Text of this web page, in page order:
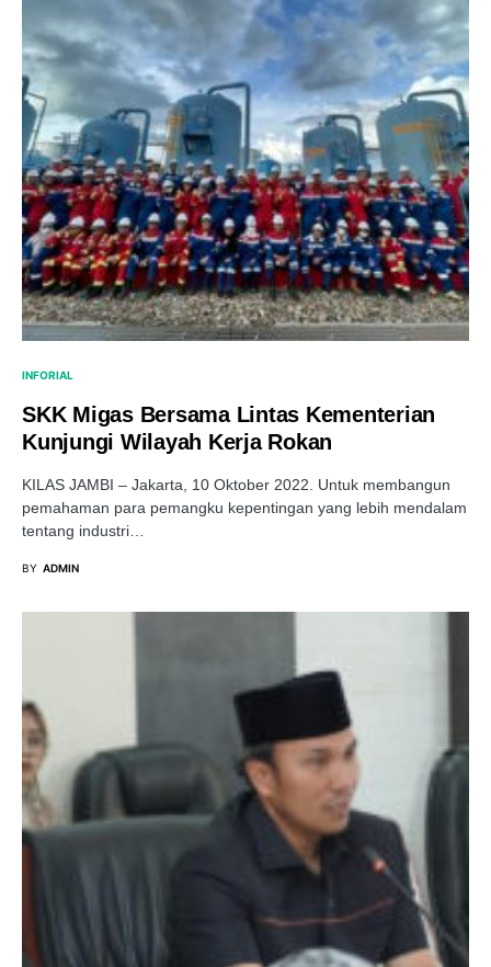
INFORIAL
SKK Migas Bersama Lintas Kementerian
Kunjungi Wilayah Kerja Rokan
KILAS JAMBI – Jakarta, 10 Oktober 2022. Untuk membangun
pemahaman para pemangku kepentingan yang lebih mendalam
tentang industri…
BY ADMIN